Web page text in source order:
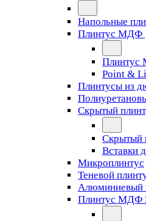
Напольные
Плинтус МДФ
Point &
Плинтусы из
Скрытый
Скрытый
Вставки
Микроплинтус
Теневой
Алюминиевый
Плинтус МДФ